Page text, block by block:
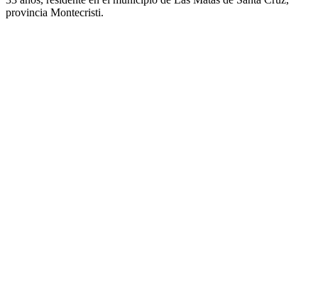
provincia Montecristi.